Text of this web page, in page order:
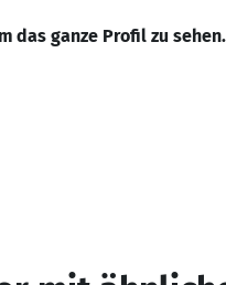
das ganze Profil zu sehen.